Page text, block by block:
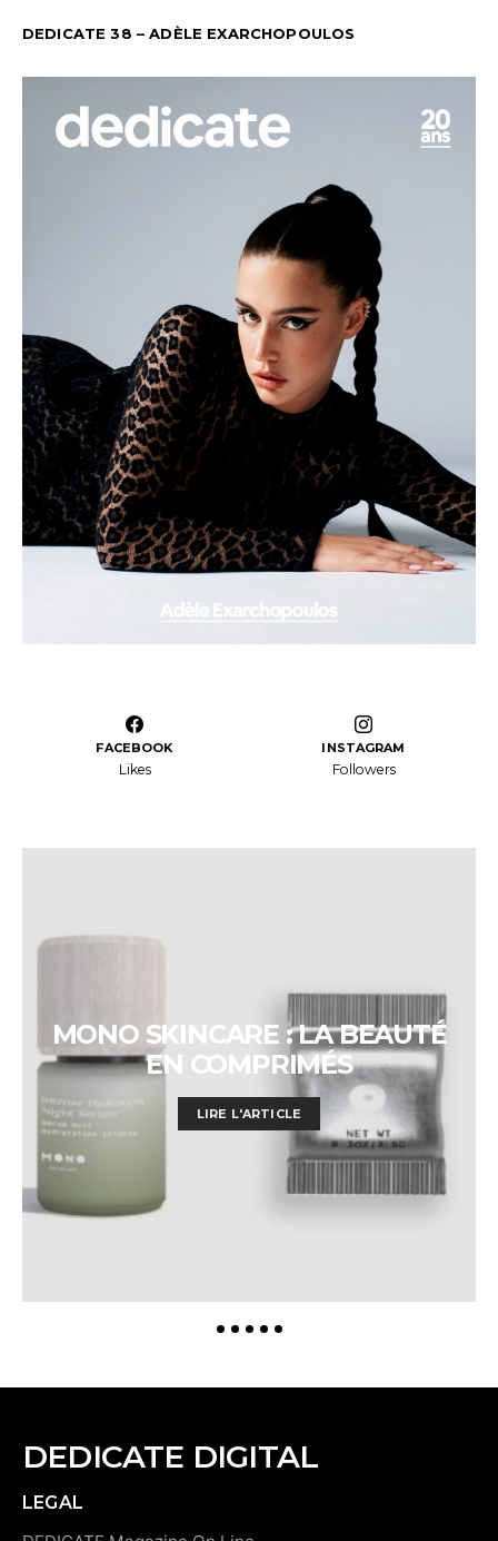
DEDICATE 38 – ADÈLE EXARCHOPOULOS
FACEBOOK
Likes
INSTAGRAM
Followers
MONO SKINCARE : LA BEAUTÉ
EN COMPRIMÉS
LIRE L'ARTICLE
DEDICATE DIGITAL
LEGAL